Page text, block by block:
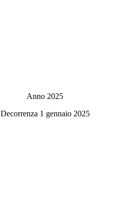
Anno 2025
Decorrenza 1 gennaio 2025